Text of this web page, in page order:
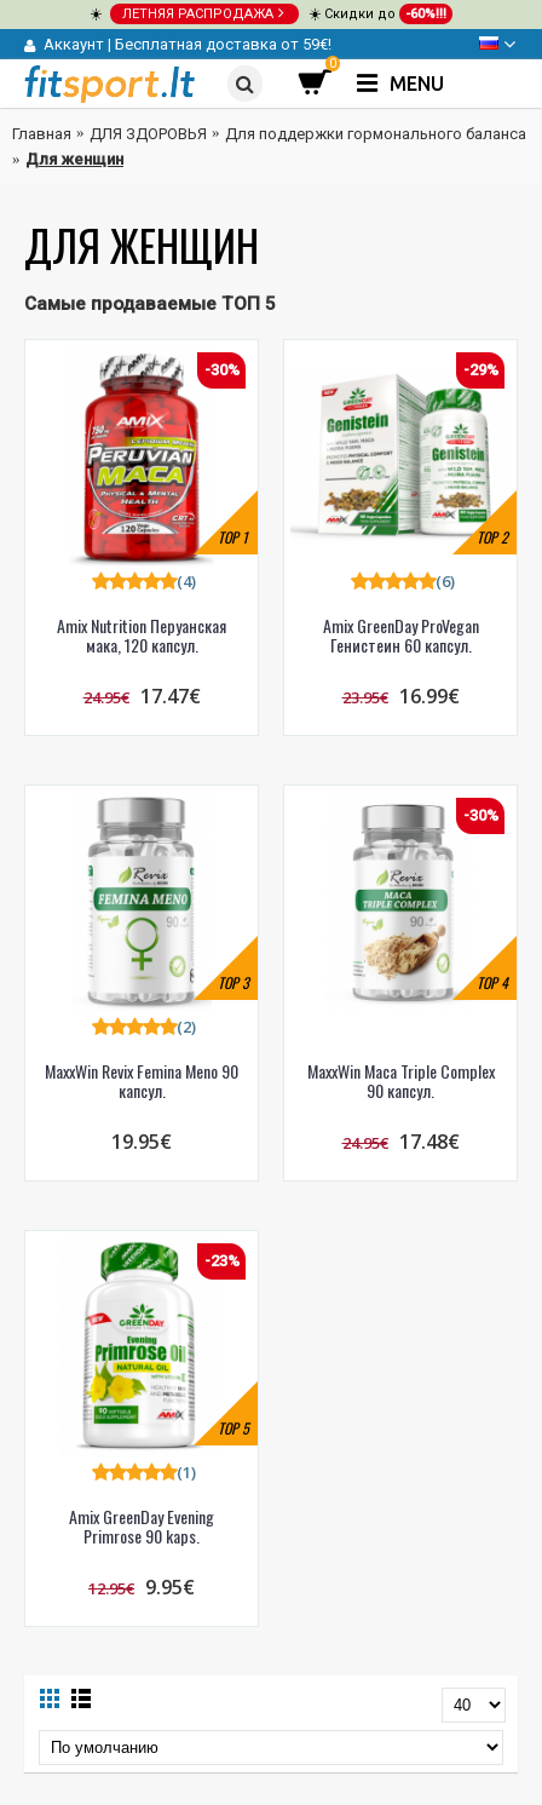
☀️ ЛЕТНЯЯ РАСПРОДАЖА ☀️ Скидки до -60%!!!
Аккаунт | Бесплатная доставка от 59€!
0
MENU
Главная ДЛЯ ЗДОРОВЬЯ
Для поддержки гормонального баланса
Для женщин
ДЛЯ ЖЕНЩИН
Самые продаваемые ТОП 5
TOP1
-30%
Amix Nutrition Перуанская
мака, 120 капсул.
(4)
24.95€ 17.47€
TOP2
-29%
Amix GreenDay ProVegan
Генистеин 60 капсул.
(6)
23.95€ 16.99€
TOP3
MaxxWin Revix Femina Meno 90
капсул.
(2)
19.95€
TOP4
-30%
MaxxWin Maca Triple Complex
90 капсул.
24.95€ 17.48€
TOP5
-23%
Amix GreenDay Evening
Primrose 90 kaps.
(1)
12.95€ 9.95€